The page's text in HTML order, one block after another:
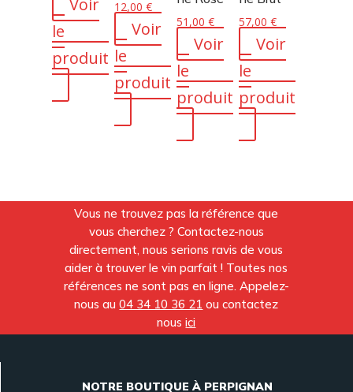
le
produit
12,00€
Voir
le
produit
51,00 €
Voir
le
produit
57,00 €
Voir
le
produit
Vous ne trouvez pas la référence que
vous cherchez ? Contactez-nous
directement, nous serions ravis de vous
aider à trouver le vin parfait ! Toutes nos
références ne sont pas en ligne. Appelez-
nous au04 34 10 36 21 ou contactez
nousici
NOTRE BOUTIQUE À PERPIGNAN